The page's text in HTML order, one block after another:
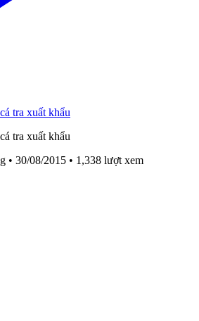
tra xuất khẩu
tra xuất khẩu
• 30/08/2015 • 1,338 lượt xem